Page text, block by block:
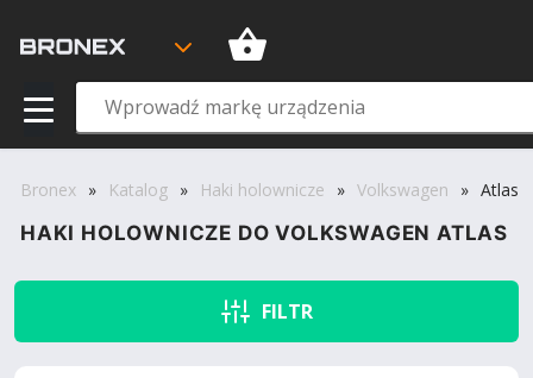
Bronex » Katalog » Haki holownicze » Volkswagen » Atlas
HAKI HOLOWNICZE DO VOLKSWAGEN ATLAS
FILTR